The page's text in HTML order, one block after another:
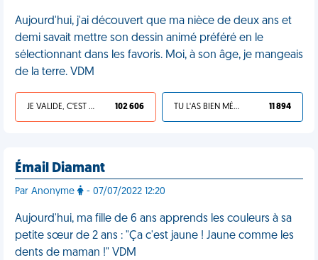
Aujourd'hui, j'ai découvert que ma nièce de deux ans et
demi savait mettre son dessin animé préféré en le
sélectionnant dans les favoris. Moi, à son âge, je mangeais
de la terre. VDM
JE VALIDE, C'EST UNE VDM 102 606 TU L'AS BIEN MÉRITÉ 11 894
Émail Diamant
Par Anonyme - 07/07/2022 12:20
Aujourd'hui, ma fille de 6 ans apprends les couleurs à sa
petite sœur de 2 ans : "Ça c'est jaune ! Jaune comme les
dents de maman !" VDM